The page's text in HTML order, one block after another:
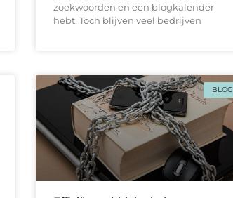
zoekwoorden en een blogkalender
hebt. Toch blijven veel bedrijven
BLOG